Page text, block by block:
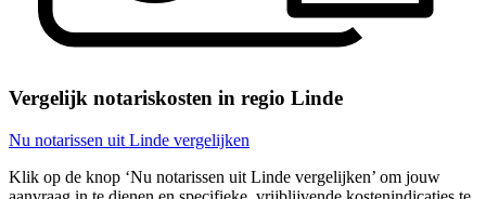
Vergelijk notariskosten in regio Linde
Nu notarissen uit Linde vergelijken
Klik op de knop ‘Nu notarissen uit Linde vergelijken’ om jouw